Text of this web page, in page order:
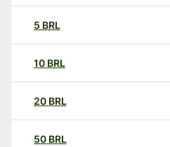
5 BRL
10 BRL
20 BRL
50 BRL